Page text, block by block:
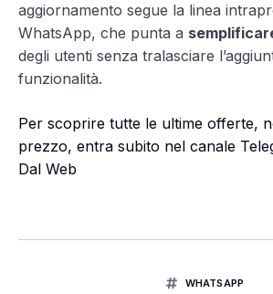
aggiornamento segue la linea
WhatsApp, che punta a
degli utenti senza tralasciare
funzionalità.
Per scoprire tutte le ultime offerte,
prezzo, entra subito nel canale
Dal Web
WHATSAPP